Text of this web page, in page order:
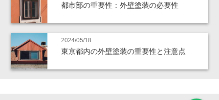
都市部の重要性：外壁塗装の必要性
2024/05/18
東京都内の外壁塗装の重要性と注意点